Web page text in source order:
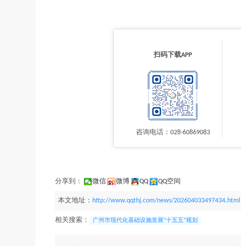
扫码下载APP
咨询电话：028-60869083
分享到： 微信 微博 QQ QQ空间
本文地址： http://www.qqthj.com/news/202604033497434.html
相关搜索： 广州市现代化基础设施发展“十五五”规划